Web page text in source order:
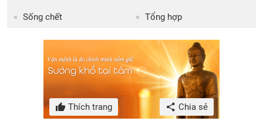
Sống chết Tổng hợp
Thích trang Chia sẻ